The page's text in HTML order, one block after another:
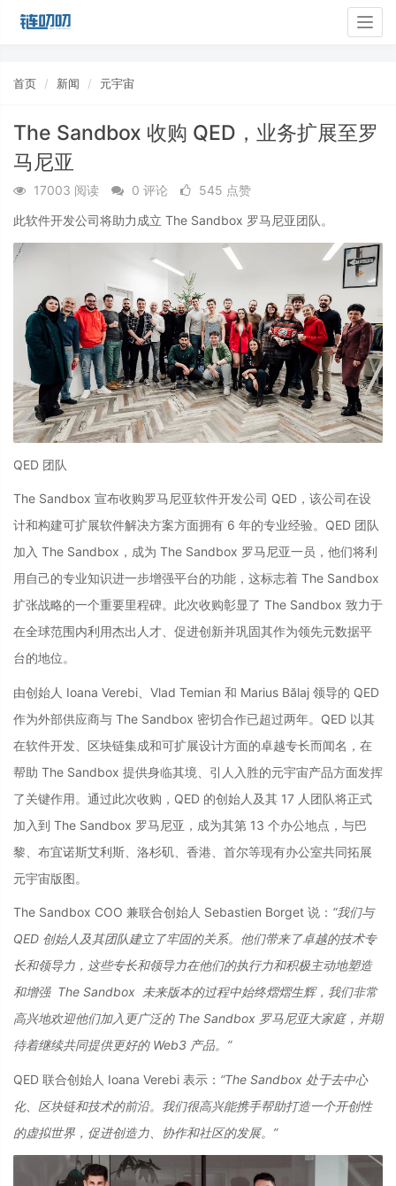
首页 新闻 元宇宙
The Sandbox 收购 QED，业务扩展至罗
马尼亚
17003 阅读 0 评论
545 点赞
此软件开发公司将助力成立 The Sandbox 罗马尼亚团队。
QED 团队
The Sandbox 宣布收购罗马尼亚软件开发公司 QED，该公司在设
计和构建可扩展软件解决方案方面拥有 6 年的专业经验。QED 团队
加入 The Sandbox，成为 The Sandbox 罗马尼亚一员，他们将利
用自己的专业知识进一步增强平台的功能，这标志着 The Sandbox
扩张战略的一个重要里程碑。此次收购彰显了 The Sandbox 致力于
在全球范围内利用杰出人才、促进创新并巩固其作为领先元数据平
台的地位。
由创始人 Ioana Verebi、Vlad Temian 和 Marius Bălaj 领导的 QED
作为外部供应商与 The Sandbox 密切合作已超过两年。QED 以其
在软件开发、区块链集成和可扩展设计方面的卓越专长而闻名，在
帮助 The Sandbox 提供身临其境、引人入胜的元宇宙产品方面发挥
了关键作用。通过此次收购，QED 的创始人及其 17 人团队将正式
加入到 The Sandbox 罗马尼亚，成为其第 13 个办公地点，与巴
黎、布宜诺斯艾利斯、洛杉矶、香港、首尔等现有办公室共同拓展
元宇宙版图。
The Sandbox COO 兼联合创始人 Sebastien Borget 说： “我们与
QED 创始人及其团队建立了牢固的关系。他们带来了卓越的技术专
长和领导力，这些专长和领导力在他们的执行力和积极主动地塑造
和增强 The Sandbox 未来版本的过程中始终熠熠生辉，我们非常
高兴地欢迎他们加入更广泛的 The Sandbox 罗马尼亚大家庭，并期
待着继续共同提供更好的 Web3 产品。”
QED 联合创始人 Ioana Verebi 表示： “The Sandbox 处于去中心
化、区块链和技术的前沿。我们很高兴能携手帮助打造一个开创性
的虚拟世界，促进创造力、协作和社区的发展。”